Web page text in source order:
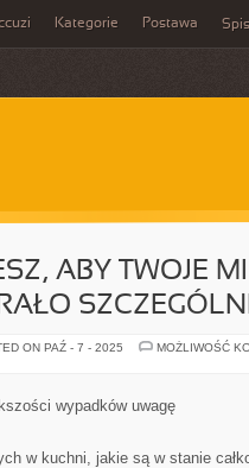
Kategorie Postawa
ABY TWOJE
ON PAŹ - 7 - 2025
MOŻLIWOŚĆ
wypadków uwagę
w kuchni, jakie są w stanie